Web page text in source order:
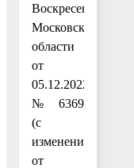
Воскресенск
Московской
области
от
05.12.2022
№ 6369
(с
изменениями
от